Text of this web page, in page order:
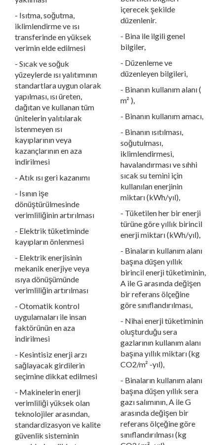
- Isıtma, soğutma,
iklimlendirme ve ısı
transferinde en yüksek
verimin elde edilmesi
- Sıcak ve soğuk
yüzeylerde ısı yalıtımının
standartlara uygun olarak
yapılması, ısı üreten,
dağıtan ve kullanan tüm
ünitelerin yalıtılarak
istenmeyen ısı
kayıplarının veya
kazançlarının en aza
indirilmesi
- Atık ısı geri kazanımı
- Isının işe
dönüştürülmesinde
verimliliğinin artırılması
- Elektrik tüketiminde
kayıpların önlenmesi
- Elektrik enerjisinin
mekanik enerjiye veya
ısıya dönüşümünde
verimliliğin artırılması
- Otomatik kontrol
uygulamaları ile insan
faktörünün en aza
indirilmesi
- Kesintisiz enerji arzı
sağlayacak girdilerin
seçimine dikkat edilmesi
- Makinelerin enerji
verimliliği yüksek olan
teknolojiler arasından,
standardizasyon ve kalite
güvenlik sisteminin
içerecek şekilde
düzenlenir.
- Bina ile ilgili genel
bilgiler,
- Düzenleme ve
düzenleyen bilgileri,
- Binanın kullanım alanı (
m² ),
- Binanın kullanım amacı,
- Binanın ısıtılması,
soğutulması,
iklimlendirmesi,
havalandırması ve sıhhi
sıcak su temini için
kullanılan enerjinin
miktarı (kWh/yıl),
- Tüketilen her bir enerji
türüne göre yıllık birincil
enerji miktarı (kWh/yıl),
- Binaların kullanım alanı
başına düşen yıllık
birincil enerji tüketiminin,
A ile G arasında değişen
bir referans ölçeğine
göre sınıflandırılması,
- Nihai enerji tüketiminin
oluşturduğu sera
gazlarının kullanım alanı
başına yıllık miktarı (kg
CO2/m² -yıl),
- Binaların kullanım alanı
başına düşen yıllık sera
gazı salımının, A ile G
arasında değişen bir
referans ölçeğine göre
sınıflandırılması (kg